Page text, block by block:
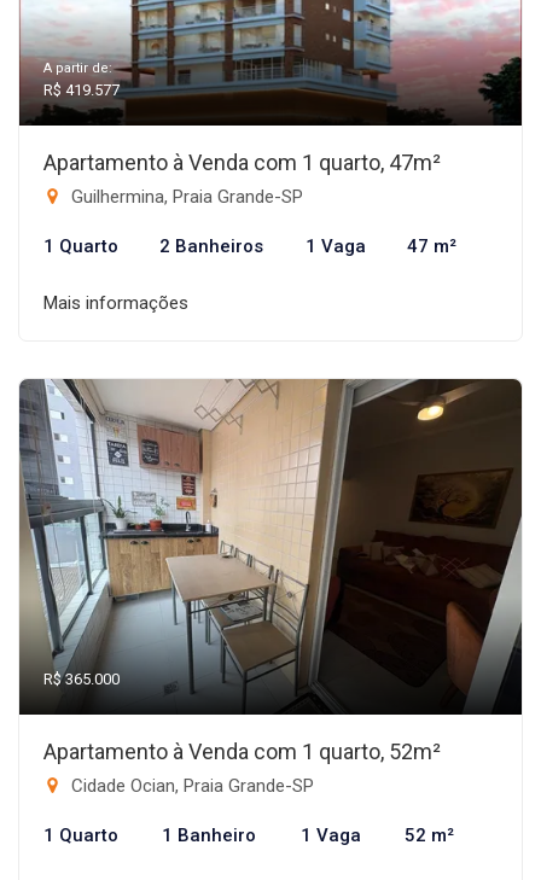
A partir de:
R$ 419.577
Apartamento à Venda com 1 quarto, 47m²
Guilhermina, Praia Grande-SP
1 Quarto 2 Banheiros 1 Vaga 47 m²
Mais informações
R$ 365.000
Apartamento à Venda com 1 quarto, 52m²
Cidade Ocian, Praia Grande-SP
1 Quarto 1 Banheiro 1 Vaga 52 m²